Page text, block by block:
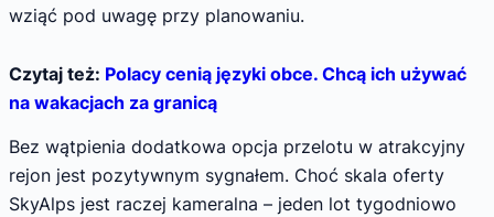
wziąć pod uwagę przy planowaniu.
Czytaj też: Polacy cenią języki obce. Chcą ich używać
na wakacjach za granicą
Bez wątpienia dodatkowa opcja przelotu w atrakcyjny
rejon jest pozytywnym sygnałem. Choć skala oferty
SkyAlps jest raczej kameralna – jeden lot tygodniowo